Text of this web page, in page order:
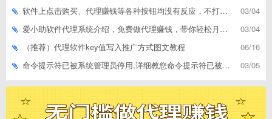
03/04
软件上点击购买、代理赚钱等各种按钮均没有反应，不打开相应网址怎么解决
03/04
爱小助软件代理系统介绍，免费做代理赚钱，带你轻松月收入过万
06/16
（推荐）代理软件key值写入推广方式图文教程
03/05
命令提示符已被系统管理员停用,详细教您命令提示符已被系统管理员停用怎么办